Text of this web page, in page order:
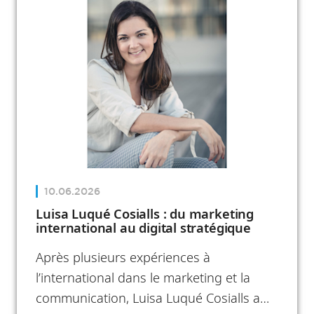
encore accompagnement des acteurs
économiques : autant d’initiatives qui
témoignent de son engagement au
service du développement du territoire.
10.06.2026
Luisa Luqué Cosialls : du marketing
international au digital stratégique
Après plusieurs expériences à
l’international dans le marketing et la
communication, Luisa Luqué Cosialls a